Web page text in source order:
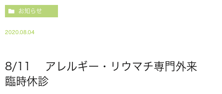
お知らせ
2020.08.04
8/11 アレルギー・リウマチ専門外来
臨時休診